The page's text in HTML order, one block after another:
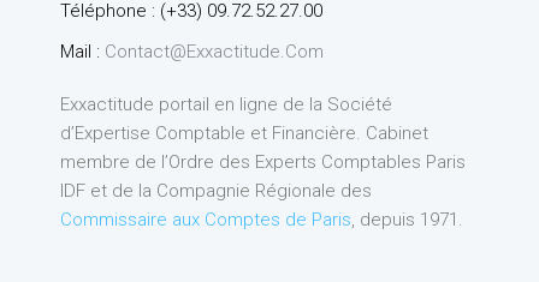
Téléphone : (+33) 09.72.52.27.00
Mail : Contact@exxactitude.com
Exxactitude portail en ligne de la Société
d’Expertise Comptable et Financière. Cabinet
membre de l’Ordre des Experts Comptables Paris
IDF et de la Compagnie Régionale des
Commissaire aux Comptes de Paris, depuis 1971.